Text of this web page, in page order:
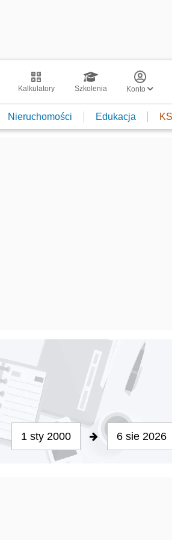
Kalkulatory Szkolenia Konto
Nieruchomości Edukacja
1 sty 2000 6 sie 2026